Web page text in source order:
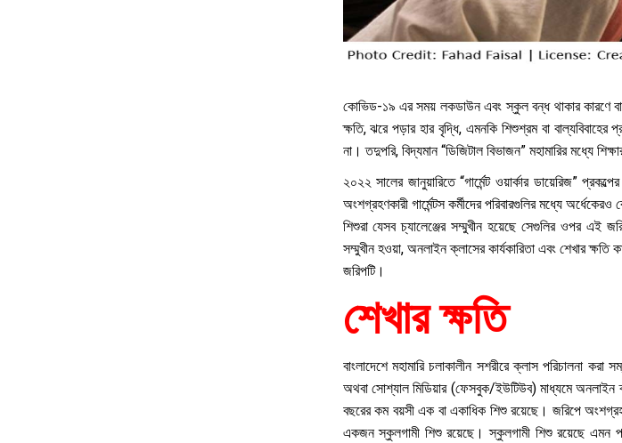
কোভিড-১৯ এর সময় লকডাউন এবং স্কুল বন্ধ থাকার কারণে
ক্ষতি, ঝরে পড়ার হার বৃদ্ধি, এমনকি শিশুশ্রম বা
না। তদুপরি, বিদ্যমান “ডিজিটাল বিভাজন” মহামারির মধ্যে
২০২২ সালের জানুয়ারিতে “গার্মেন্ট ওয়ার্কার ডায়েরিজ”
অংশগ্রহণকারী গার্মেন্টস কর্মীদের পরিবারগুলির মধ্যে
শিশুরা যেসব চ্যালেঞ্জের সম্মুখীন হয়েছে সেগুলির ওপর
সম্মুখীন হওয়া, অনলাইন ক্লাসের কার্যকারিতা এবং শেখার ক্ষতি
জরিপটি।
শেখার ক্ষতি
বাংলাদেশে মহামারি চলাকালীন সশরীরে ক্লাস পরিচালনা
অথবা সোশ্যাল মিডিয়ার (ফেসবুক/ইউটিউব) মাধ্যমে অনলাইন
বছরের কম বয়সী এক বা একাধিক শিশু রয়েছে। জরিপে
একজন স্কুলগামী শিশু রয়েছে। স্কুলগামী শিশু রয়েছে এমন